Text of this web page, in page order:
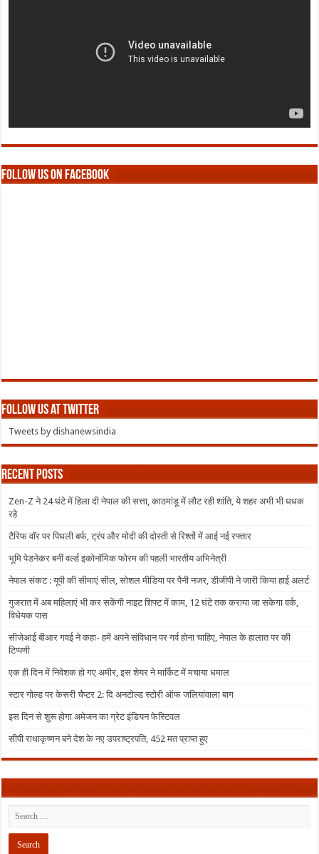
Follow us on Facebook
Follow us at Twitter
Tweets by dishanewsindia
Recent Posts
Zen-Z ने 24 घंटे में हिला दी नेपाल की सत्ता, काठमांडू में लौट रही शांति, ये शहर अभी भी धधक
रहे
टैरिफ वॉर पर पिघली बर्फ, ट्रंप और मोदी की दोस्ती से रिश्तों में आई नई रफ्तार
भूमि पेडनेकर बनीं वर्ल्ड इकोनॉमिक फोरम की पहली भारतीय अभिनेत्री
नेपाल संकट : यूपी की सीमाएं सील, सोशल मीडिया पर पैनी नजर, डीजीपी ने जारी किया हाई अलर्ट
गुजरात में अब महिलाएं भी कर सकेंगी नाइट शिफ्ट में काम, 12 घंटे तक कराया जा सकेगा वर्क,
विधेयक पास
सीजेआई बीआर गवई ने कहा- हमें अपने संविधान पर गर्व होना चाहिए, नेपाल के हालात पर की
टिप्पणी
एक ही दिन में निवेशक हो गए अमीर, इस शेयर ने मार्किट में मचाया धमाल
स्टार गोल्ड पर केसरी चैप्टर 2: दि अनटोल्ड स्टोरी ऑफ जलियांवाला बाग
इस दिन से शुरू होगा अमेजन का ग्रेट इंडियन फेस्टिवल
सीपी राधाकृष्णन बने देश के नए उपराष्ट्रपति, 452 मत प्राप्त हुए